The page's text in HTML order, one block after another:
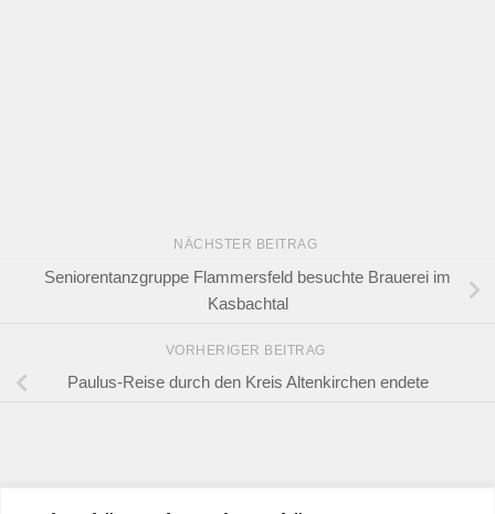
NÄCHSTER BEITRAG
Seniorentanzgruppe Flammersfeld besuchte Brauerei im
Kasbachtal
VORHERIGER BEITRAG
Paulus-Reise durch den Kreis Altenkirchen endete